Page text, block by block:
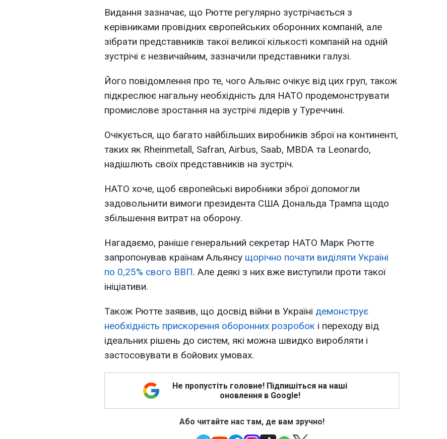
Видання зазначає, що Рютте регулярно зустрічається з
керівниками провідних європейських оборонних компаній, але
зібрати представників такої великої кількості компаній на одній
зустрічі є незвичайним, зазначили представники галузі.
Його повідомлення про те, чого Альянс очікує від цих груп, також
підкреслює нагальну необхідність для НАТО продемонструвати
промислове зростання на зустрічі лідерів у Туреччині.
Очікується, що багато найбільших виробників зброї на континенті,
таких як Rheinmetall, Safran, Airbus, Saab, MBDA та Leonardo,
надішлють своїх представників на зустріч.
НАТО хоче, щоб європейські виробники зброї допомогли
задовольнити вимоги президента США Дональда Трампа щодо
збільшення витрат на оборону.
Нагадаємо, раніше генеральний секретар НАТО Марк Рютте
запропонував країнам Альянсу щорічно почати виділяти Україні
по 0,25% свого ВВП. Але деякі з них вже виступили проти такої
ініціативи.
Також Рютте заявив, що досвід війни в Україні демонструє
необхідність прискорення оборонних розробок і переходу від
ідеальних рішень до систем, які можна швидко виробляти і
застосовувати в бойових умовах.
Не пропустіть головне! Підпишіться на наші
оновлення в Google!
Або читайте нас там, де вам зручно!